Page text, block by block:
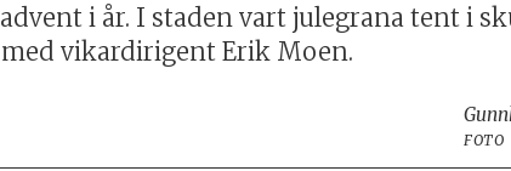
i år. I staden vart julegrana tent i
vikardirigent Erik Moen.
FOTO